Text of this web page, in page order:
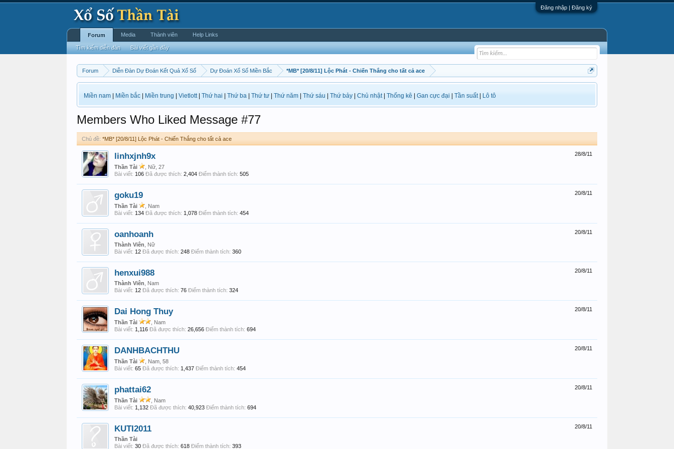
Đăng nhập | Đăng ký
Forum Diễn Đàn Dự Đoán Kết Quả Xổ Số Dự Đoán Xổ Số Miền Bắc *MB* [20/8/11] Lộc Phát - Chiến Thắng cho tất cả ace
Miền nam Miền bắc Miền trung Vietlott| Thứ hai Thứ ba Thứ tư Thứ năm Thứ sáu Thứ bảy Chủ nhật| Thống kê Gan cực đại Tần suất| Lô tô
Members Who Liked Message #77
Chủ đề: *MB* [20/8/11] Lộc Phát - Chiến Thắng cho tất cả ace
28/8/11
linhxjnh9x
Thần Tài
, Nữ, 27
Bài viết: 106 Đã được thích: 2,404 Điểm thành tích: 505
20/8/11
goku19
Thần Tài
, Nam
Bài viết: 134 Đã được thích: 1,078 Điểm thành tích: 454
20/8/11
oanhoanh
Thành Viên , Nữ
Bài viết: 12 Đã được thích: 248 Điểm thành tích: 360
20/8/11
henxui988
Thành Viên , Nam
Bài viết: 12 Đã được thích: 76 Điểm thành tích: 324
20/8/11
Dai Hong Thuy
Thần Tài
, Nam
Bài viết: 1,116 Đã được thích: 26,656 Điểm thành tích: 694
20/8/11
DANHBACHTHU
Thần Tài
, Nam, 58
Bài viết: 65 Đã được thích: 1,437 Điểm thành tích: 454
20/8/11
phattai62
Thần Tài
, Nam
Bài viết: 1,132 Đã được thích: 40,923 Điểm thành tích: 694
20/8/11
KUTI2011
Thần Tài
Bài viết: 30 Đã được thích: 618 Điểm thành tích: 393
Forum
Tìm kiếm diễn đàn Bài viết gần đây
Media Thành viên Help Links